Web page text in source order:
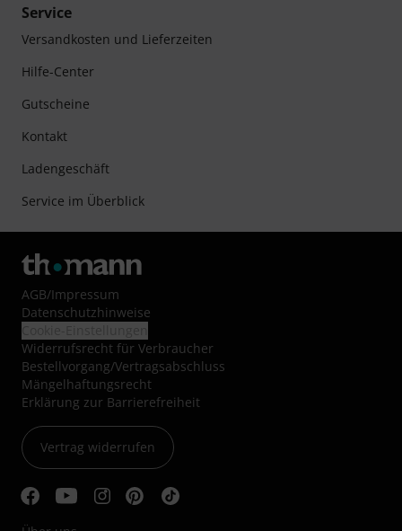
Service
Versandkosten und Lieferzeiten
Hilfe-Center
Gutscheine
Kontakt
Ladengeschäft
Service im Überblick
AGB/Impressum
Datenschutzhinweise
Widerrufsrecht für Verbraucher
Bestellvorgang/Vertragsabschluss
Mängelhaftungsrecht
Erklärung zur Barrierefreiheit
Vertrag widerrufen